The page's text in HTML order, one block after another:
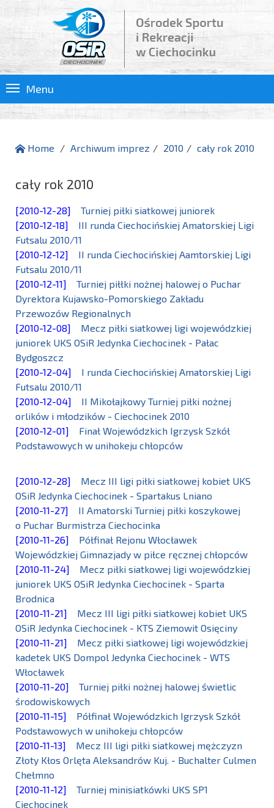
Menu
Home Archiwum imprez 2010 cały rok 2010
cały rok 2010
[2010-12-28] Turniej piłki siatkowej juniorek
[2010-12-18] III runda Ciechocińskiej Amatorskiej Ligi
Futsalu 2010/11
[2010-12-12] II runda Ciechocińskiej Aamtorskiej Ligi
Futsalu 2010/11
[2010-12-11] Turniej piłłki nożnej halowej o Puchar
Dyrektora Kujawsko-Pomorskiego Zakładu
Przewozów Regionalnych
[2010-12-08] Mecz piłki siatkowej ligi wojewódzkiej
juniorek UKS OSiR Jedynka Ciechocinek - Pałac
Bydgoszcz
[2010-12-04] I runda Ciechocińskiej Amatorskiej Ligi
Futsalu 2010/11
[2010-12-04] II Mikołajkowy Turniej piłki nożnej
orlików i młodzików - Ciechocinek 2010
[2010-12-01] Finał Wojewódzkich Igrzysk Szkół
Podstawowych w unihokeju chłopców
[2010-12-28] Mecz III ligi piłki siatkowej kobiet UKS
OSiR Jedynka Ciechocinek - Spartakus Lniano
[2010-11-27] II Amatorski Turniej piłki koszykowej
o Puchar Burmistrza Ciechocinka
[2010-11-26] Półfinał Rejonu Włocławek
Wojewódzkiej Gimnazjady w piłce ręcznej chłopców
[2010-11-24] Mecz piłki siatkowej ligi wojewódzkiej
juniorek UKS OSiR Jedynka Ciechocinek - Sparta
Brodnica
[2010-11-21] Mecz III ligi piłki siatkowej kobiet UKS
OSiR Jedynka Ciechocinek - KTS Ziemowit Osięciny
[2010-11-21] Mecz piłki siatkowej ligi wojewódzkiej
kadetek UKS Dompol Jedynka Ciechocinek - WTS
Włocławek
[2010-11-20] Turniej piłki nożnej halowej świetlic
środowiskowych
[2010-11-15] Półfinał Wojewódzkich Igrzysk Szkół
Podstawowych w unihokeju chłopców
[2010-11-13] Mecz III ligi piłki siatkowej mężczyzn
Złoty Kłos Orlęta Aleksandrów Kuj. - Buchalter Culmen
Chełmno
[2010-11-12] Turniej minisiatkówki UKS SP1
Ciechocinek